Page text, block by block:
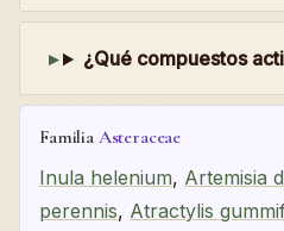
¿Qué compuestos
Familia Asteraceae
Inula helenium, Artemisia
perennis, Atractylis